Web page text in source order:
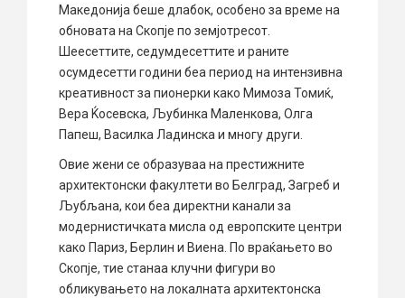
Македонија беше длабок, особено за време на
обновата на Скопје по земјотресот.
Шеесеттите, седумдесеттите и раните
осумдесетти години беа период на интензивна
креативност за пионерки како Мимоза Томиќ,
Вера Ќосевска, Љубинка Маленкова, Олга
Папеш, Василка Ладинска и многу други.
Овие жени се образуваа на престижните
архитектонски факултети во Белград, Загреб и
Љубљана, кои беа директни канали за
модернистичката мисла од европските центри
како Париз, Берлин и Виена. По враќањето во
Скопје, тие станаа клучни фигури во
обликувањето на локалната архитектонска